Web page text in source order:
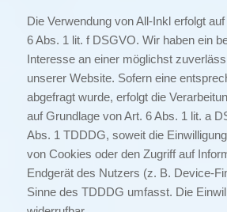
Die Verwendung von All-Inkl erfolgt
6 Abs. 1 lit. f DSGVO. Wir haben ein
Interesse an einer möglichst
unserer Website. Sofern eine
abgefragt wurde, erfolgt die
auf Grundlage von Art. 6 Abs. 1 lit. a
Abs. 1 TDDDG, soweit die
von Cookies oder den Zugriff auf
Endgerät des Nutzers (z. B. Device-
Sinne des TDDDG umfasst. Die